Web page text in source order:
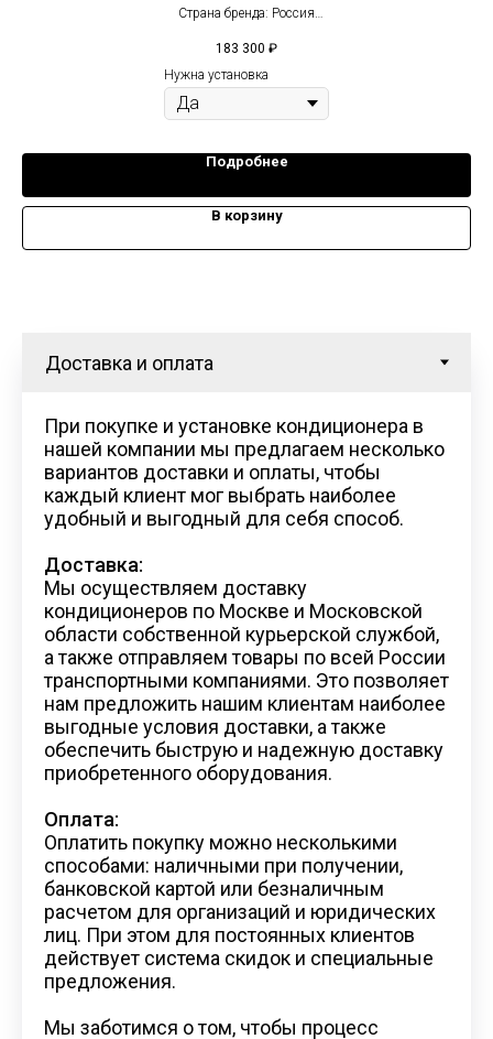
Страна бренда: Россия
Площадь: 140 м
183 300 ₽
Нужна установка
Подробнее
В корзину
При покупке и установке кондиционера в
нашей компании мы предлагаем несколько
вариантов доставки и оплаты, чтобы
каждый клиент мог выбрать наиболее
удобный и выгодный для себя способ.
Доставка:
Мы осуществляем доставку
кондиционеров по Москве и Московской
области собственной курьерской службой,
а также отправляем товары по всей России
транспортными компаниями. Это позволяет
нам предложить нашим клиентам наиболее
выгодные условия доставки, а также
обеспечить быструю и надежную доставку
приобретенного оборудования.
Оплата:
Оплатить покупку можно несколькими
способами: наличными при получении,
банковской картой или безналичным
расчетом для организаций и юридических
лиц. При этом для постоянных клиентов
действует система скидок и специальные
предложения.
Мы заботимся о том, чтобы процесс